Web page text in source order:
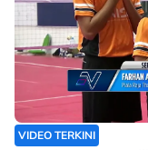
VIDEO TERKINI